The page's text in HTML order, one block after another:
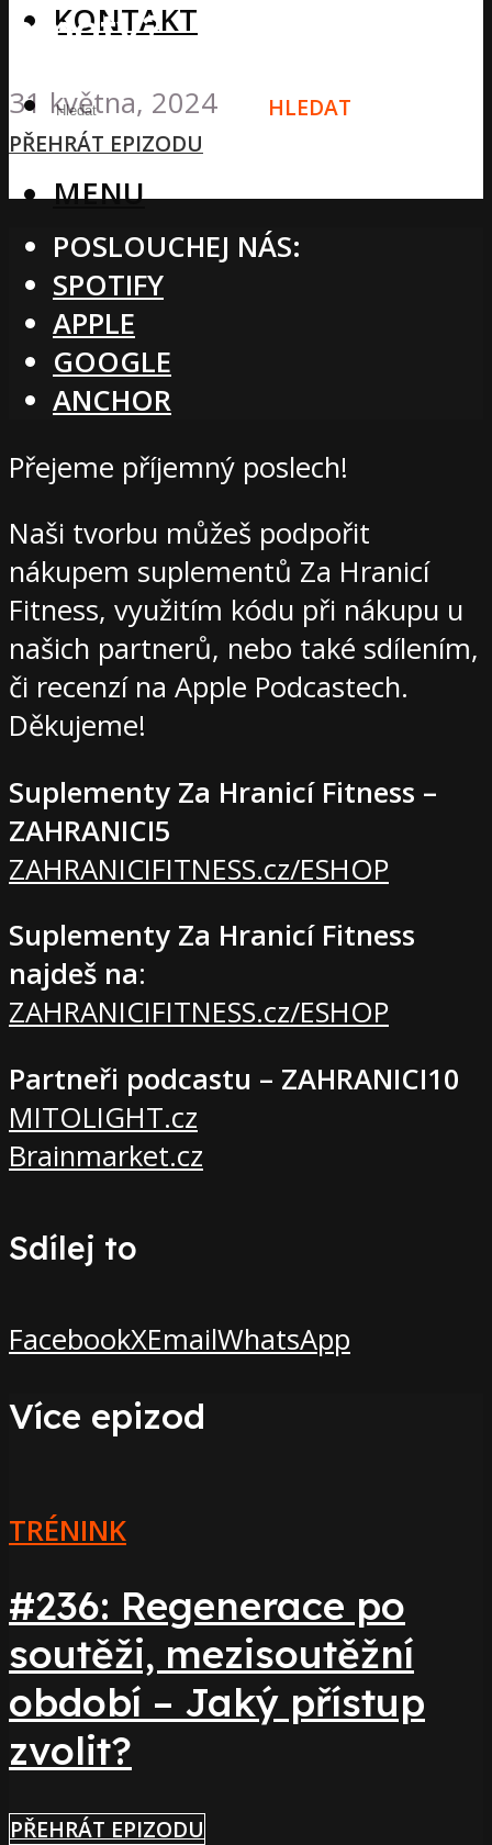
KONTAKT
HLEDAT
MENU
hmoty?
31 května, 2024
PŘEHRÁT EPIZODU
POSLOUCHEJ NÁS:
SPOTIFY
APPLE
GOOGLE
ANCHOR
Přejeme příjemný poslech!
Naši tvorbu můžeš podpořit
nákupem suplementů Za Hranicí
Fitness, využitím kódu při nákupu u
našich partnerů, nebo také sdílením,
či recenzí na Apple Podcastech.
Děkujeme!
Suplementy Za Hranicí Fitness –
ZAHRANICI5
ZAHRANICIFITNESS.cz/ESHOP
Suplementy Za Hranicí Fitness
najdeš na:
ZAHRANICIFITNESS.cz/ESHOP
Partneři podcastu – ZAHRANICI10
MITOLIGHT.cz
Brainmarket.cz
Sdílej to
FacebookXEmailWhatsApp
Více epizod
TRÉNINK
#236: Regenerace po
soutěži, mezisoutěžní
období – Jaký přístup
zvolit?
PŘEHRÁT EPIZODU